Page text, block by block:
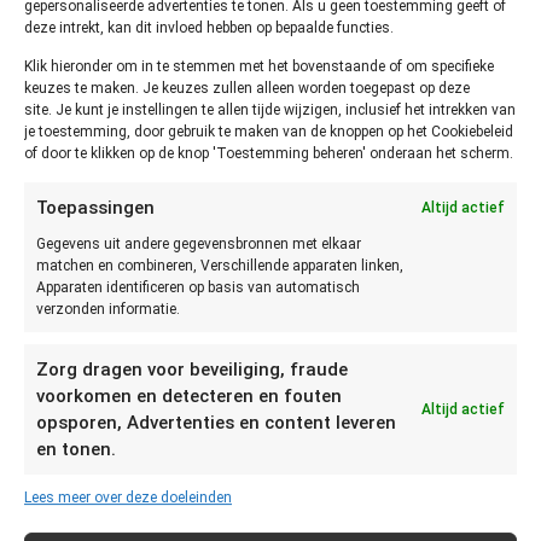
gepersonaliseerde advertenties te tonen. Als u geen toestemming geeft of
deze intrekt, kan dit invloed hebben op bepaalde functies.
Klik hieronder om in te stemmen met het bovenstaande of om specifieke
keuzes te maken. Je keuzes zullen alleen worden toegepast op deze
site. Je kunt je instellingen te allen tijde wijzigen, inclusief het intrekken van
je toestemming, door gebruik te maken van de knoppen op het Cookiebeleid
of door te klikken op de knop 'Toestemming beheren' onderaan het scherm.
Toepassingen Altijd actief
Gegevens uit andere gegevensbronnen met elkaar
matchen en combineren, Verschillende apparaten linken,
Apparaten identificeren op basis van automatisch
verzonden informatie.
Zorg dragen voor beveiliging, fraude
voorkomen en detecteren en fouten
opsporen, Advertenties en content leveren
en tonen.
Altijd actief
Lees meer over deze doeleinden
aan de duurdere kant. Vooral vergeleken met plastic bakjes.
Niet doorzichtig
De bakjes zijn niet doorzichtig en daardoor wat minder
geschikt om eten voor de rest van de week voor te bereiden
Niet geschikt voor de magnetron
Metaal in de magnetron is nooit een goed idee.
Ook al is de prijs van de meeste rvs bakjes aan de hoge kant,
je hebt er je hele leven plezier van. Ze zijn stevig en je kan ze
zorgeloos met je meebrengen.
Daarnaast zijn de hygiënische eigenschappen van de bakjes
voordelig om voedselverspilling tegen te gaan. Het ligt aan